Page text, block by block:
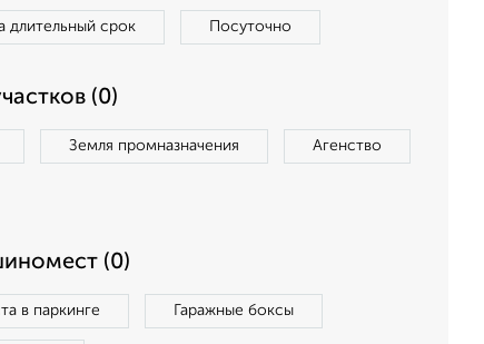
длительный срок Посуточно
(0)
Земля промназначения Агенство
(0)
в паркинге Гаражные боксы